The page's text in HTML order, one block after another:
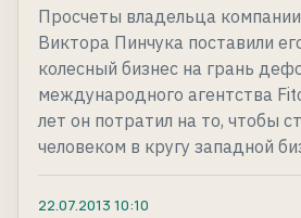
Просчеты владельца
Виктора Пинчука поставили
колесный бизнес на грань
международного агентства
лет он потратил на то, чтобы
человеком в кругу западной
22.07.2013 10:10